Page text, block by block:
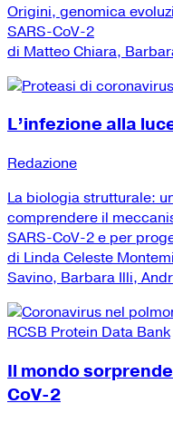
Origini, genomica
SARS-CoV-2
di Matteo Chiara,
L’infezione alla
Redazione
La biologia strutturale:
comprendere il
SARS-CoV-2 e per
di Linda Celeste
Savino, Barbara Illi,
Il mondo
CoV-2